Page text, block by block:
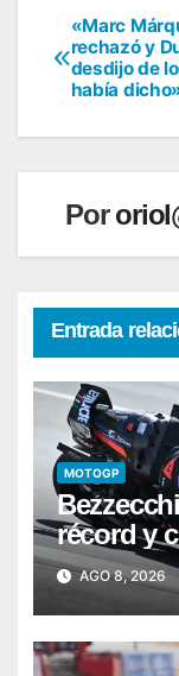
de
«Marc
rechazó y
desdijo de
había
Por
Entrada
MOTOGP
récord y
AGO 8, 2026